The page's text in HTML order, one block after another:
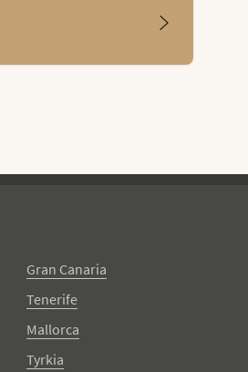
Gran Canaria
Tenerife
Mallorca
Tyrkia